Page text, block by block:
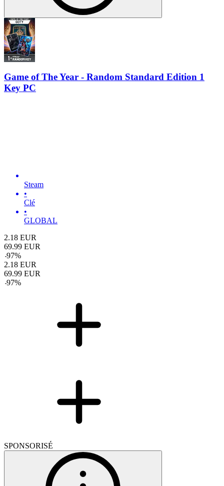
Game of The Year - Random Standard Edition 1
Key PC
Steam
•
Clé
•
GLOBAL
2.18 EUR
69.99 EUR
-97%
2.18 EUR
69.99 EUR
-97%
SPONSORISÉ